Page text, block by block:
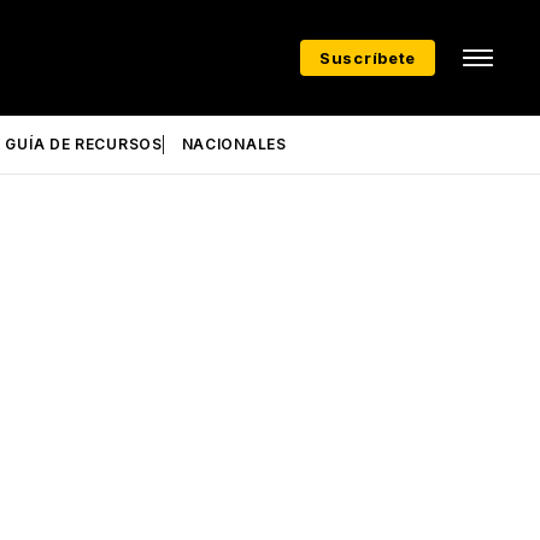
Suscríbete
GUÍA DE RECURSOS NACIONALES